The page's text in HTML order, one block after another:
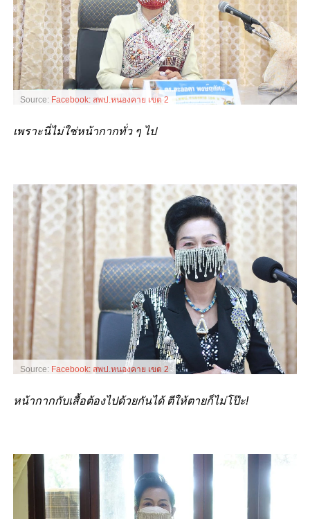
Source: Facebook: สพป.หนองคาย เขต 2
เพราะนี่ไม่ใช่หน้ากากทั่ว ๆ ไป
Source: Facebook: สพป.หนองคาย เขต 2
หน้ากากกับเสื้อต้องไปด้วยกันได้ ตีให้ตายก็ไม่โป๊ะ!